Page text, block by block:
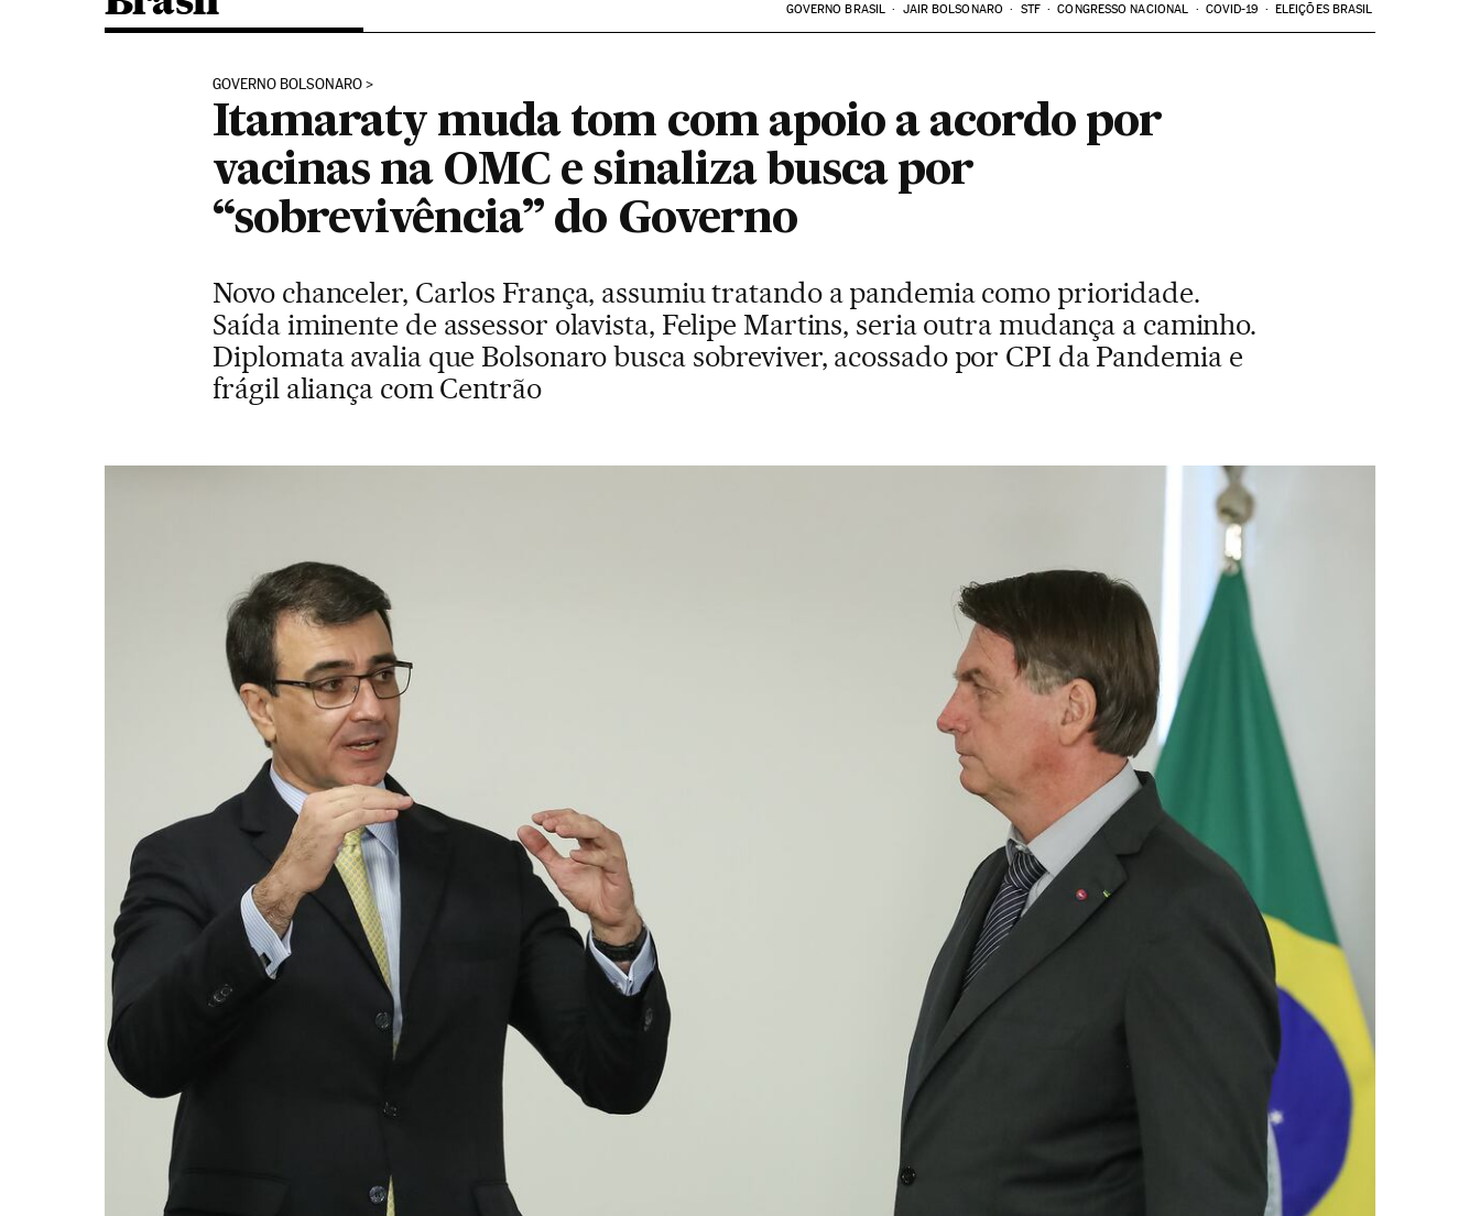
GOVERNO BRASIL JAIR BOLSONARO STF CONGRESSO NACIONAL COVID-19 ELEIÇÕES BRASIL
GOVERNO BOLSONARO
Itamaraty muda tom com apoio a acordo por
vacinas na OMC e sinaliza busca por
“sobrevivência” do Governo
Novo chanceler, Carlos França, assumiu tratando a pandemia como prioridade.
Saída iminente de assessor olavista, Felipe Martins, seria outra mudança a caminho.
Diplomata avalia que Bolsonaro busca sobreviver, acossado por CPI da Pandemia e
frágil aliança com Centrão